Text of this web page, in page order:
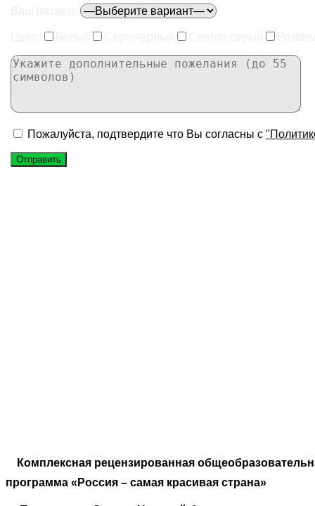
Пожалуйста, подтвердите что Вы согласны с
Комплексная рецензированная
программа «Россия – самая красивая страна»